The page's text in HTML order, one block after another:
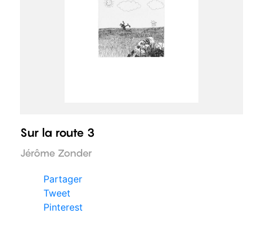
Sur la route 3
Jérôme Zonder
Partager
Tweet
Pinterest